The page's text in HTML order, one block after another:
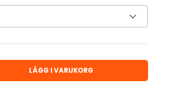
LÄGG I VARUKORG